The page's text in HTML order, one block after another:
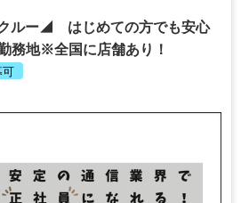
ルー◢ はじめての方でも安心
務地※全国に店舗あり！
可